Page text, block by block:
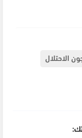
الاحتلال